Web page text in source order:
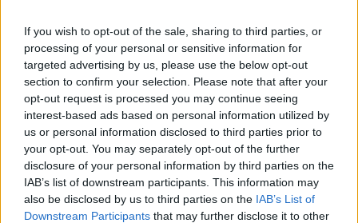
If you wish to opt-out of the sale, sharing to third parties, or
processing of your personal or sensitive information for
targeted advertising by us, please use the below opt-out
section to confirm your selection. Please note that after your
opt-out request is processed you may continue seeing
interest-based ads based on personal information utilized by
us or personal information disclosed to third parties prior to
your opt-out. You may separately opt-out of the further
disclosure of your personal information by third parties on the
IAB’s list of downstream participants. This information may
also be disclosed by us to third parties on the IAB’s List of
Downstream Participants that may further disclose it to other
Съобщения: 4 Получени харесвания: 2 Точки за награди: 10
24.5.23
tanyamery
Адмирал , женски
Съобщения: 2,383 Получени харесвания: 3,739
Точки за награди:
21.5.23
sm0uk3r71
, женски
Съобщения: 2,739 Получени харесвания: 4,183
Точки за награди: 3,300
.didi2002.